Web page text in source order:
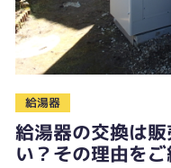
給湯器
給湯器の交換は
い？その理由をご